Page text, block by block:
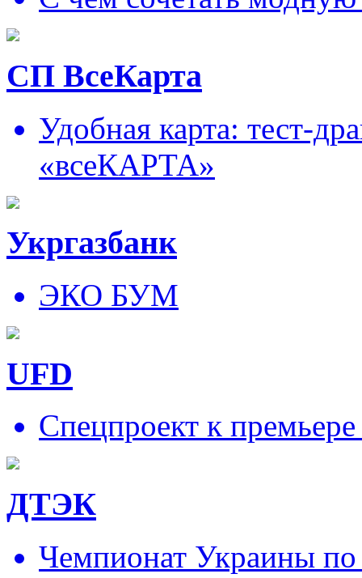
СП ВсеКарта
Удобная карта: тест-
«всеКАРТА»
Укргазбанк
ЭКО БУМ
UFD
Спецпроект к
ДТЭК
Чемпионат Украины